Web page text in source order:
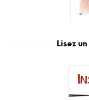
Lisez